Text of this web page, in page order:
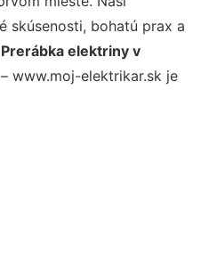
skúsenosti, bohatú prax a
Prerábka elektriny v
– www.moj-elektrikar.sk je